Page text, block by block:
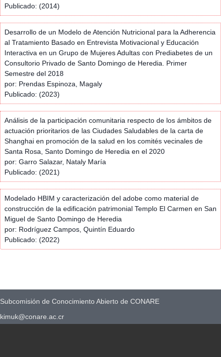
Publicado: (2014)
Desarrollo de un Modelo de Atención Nutricional para la Adherencia
al Tratamiento Basado en Entrevista Motivacional y Educación
Interactiva en un Grupo de Mujeres Adultas con Prediabetes de un
Consultorio Privado de Santo Domingo de Heredia. Primer
Semestre del 2018
por: Prendas Espinoza, Magaly
Publicado: (2023)
Análisis de la participación comunitaria respecto de los ámbitos de
actuación prioritarios de las Ciudades Saludables de la carta de
Shanghai en promoción de la salud en los comités vecinales de
Santa Rosa, Santo Domingo de Heredia en el 2020
por: Garro Salazar, Nataly María
Publicado: (2021)
Modelado HBIM y caracterización del adobe como material de
construcción de la edificación patrimonial Templo El Carmen en San
Miguel de Santo Domingo de Heredia
por: Rodríguez Campos, Quintín Eduardo
Publicado: (2022)
Subcomisión de Conocimiento Abierto de CONARE
kimuk@conare.ac.cr